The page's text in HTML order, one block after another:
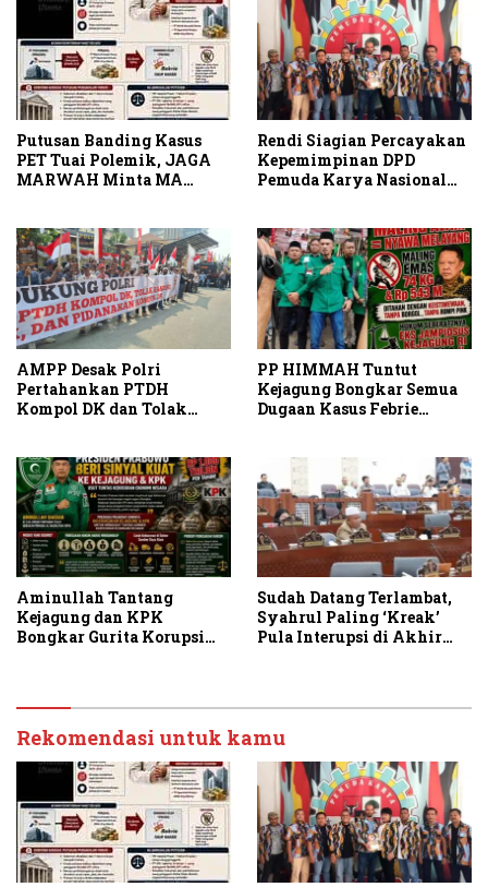
Putusan Banding Kasus
PET Tuai Polemik, JAGA
MARWAH Minta MA
Rendi Siagian Percayakan
Kepemimpinan DPD
Pemuda Karya Nasional
AMPP Desak Polri
Pertahankan PTDH
Kompol DK dan Tolak
PP HIMMAH Tuntut
Kejagung Bongkar Semua
Dugaan Kasus Febrie
Aminullah Tantang
Kejagung dan KPK
Bongkar Gurita Korupsi
Sudah Datang Terlambat,
Syahrul Paling ‘Kreak’
Pula Interupsi di Akhir
Rekomendasi untuk kamu